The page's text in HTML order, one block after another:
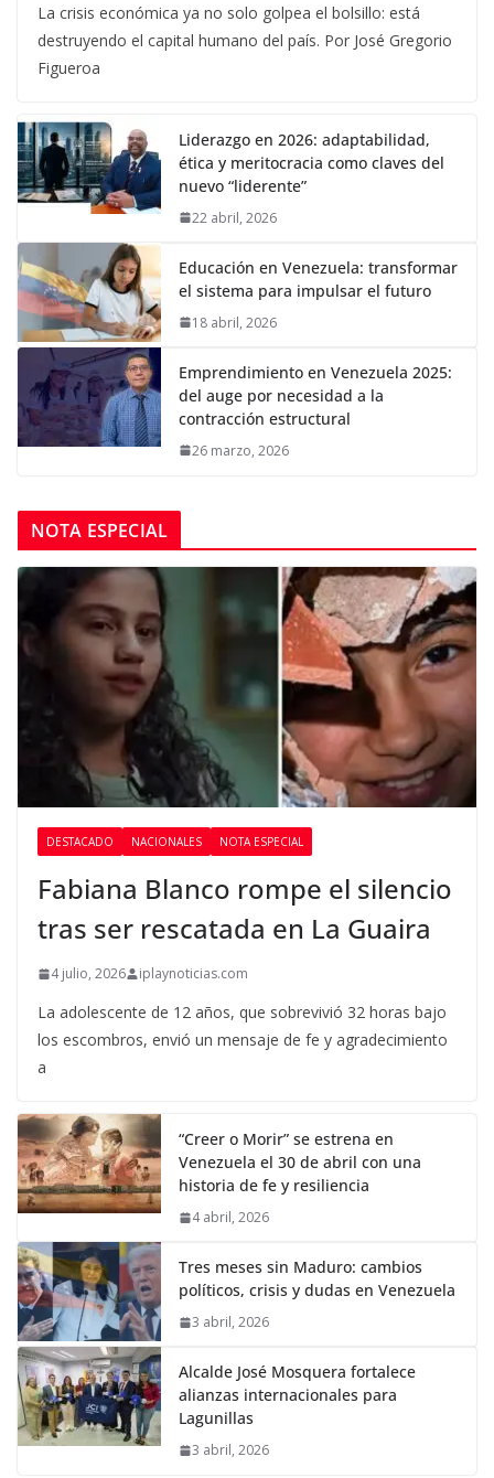
La crisis económica ya no solo golpea el bolsillo: está
destruyendo el capital humano del país. Por José Gregorio
Figueroa
Liderazgo en 2026: adaptabilidad,
ética y meritocracia como claves del
nuevo “liderente”
22 abril, 2026
Educación en Venezuela: transformar
el sistema para impulsar el futuro
18 abril, 2026
Emprendimiento en Venezuela 2025:
del auge por necesidad a la
contracción estructural
26 marzo, 2026
NOTA ESPECIAL
DESTACADO NACIONALES NOTA ESPECIAL
Fabiana Blanco rompe el silencio
tras ser rescatada en La Guaira
4 julio, 2026 iplaynoticias.com
La adolescente de 12 años, que sobrevivió 32 horas bajo
los escombros, envió un mensaje de fe y agradecimiento
a
“Creer o Morir” se estrena en
Venezuela el 30 de abril con una
historia de fe y resiliencia
4 abril, 2026
Tres meses sin Maduro: cambios
políticos, crisis y dudas en Venezuela
3 abril, 2026
Alcalde José Mosquera fortalece
alianzas internacionales para
Lagunillas
3 abril, 2026